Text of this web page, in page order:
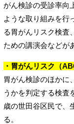
がん検診の受診率向
ような取り組みを行
る胃がんリスク検査
ための講演会などが
・胃がんリスク（
胃がん検診のほかに
うかを判定する検査
歳の世田谷区民で、
る。